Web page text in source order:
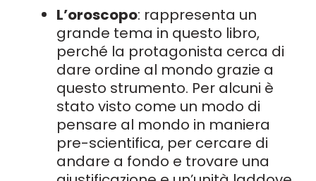
L’oroscopo: rappresenta un
grande tema in questo libro,
perché la protagonista cerca di
dare ordine al mondo grazie a
questo strumento. Per alcuni è
stato visto come un modo di
pensare al mondo in maniera
pre-scientifica, per cercare di
andare a fondo e trovare una